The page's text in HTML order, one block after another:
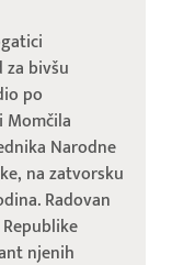
bivšu
po
Narodne
na zatvorsku
Radovan
njenih